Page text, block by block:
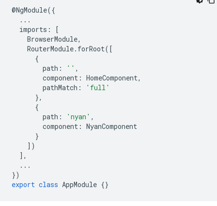
@NgModule({
...
imports :
[
BrowserModule,
RouterModule. forRoot([
{
path : '' ,
component : HomeComponent,
pathMatch :
'full'
},
{
path : 'nyan' ,
component : NyanComponent
}
])
],
...
})
export class AppModule {}